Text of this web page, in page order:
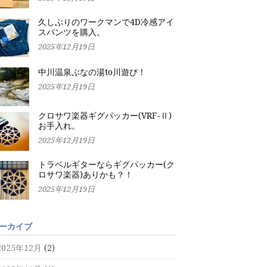
久しぶりのワークマンで4D冷感アイ
スパンツを購入。
2025年12月19日
中川温泉ぶなの湯to川遊び！
2025年12月19日
クロサワ楽器ギグパッカー(VRF-Ⅱ)
お手入れ。
2025年12月19日
トラベルギターならギグパッカー(ク
ロサワ楽器)ありかも？！
2025年12月19日
カイブ
年12月 (2)